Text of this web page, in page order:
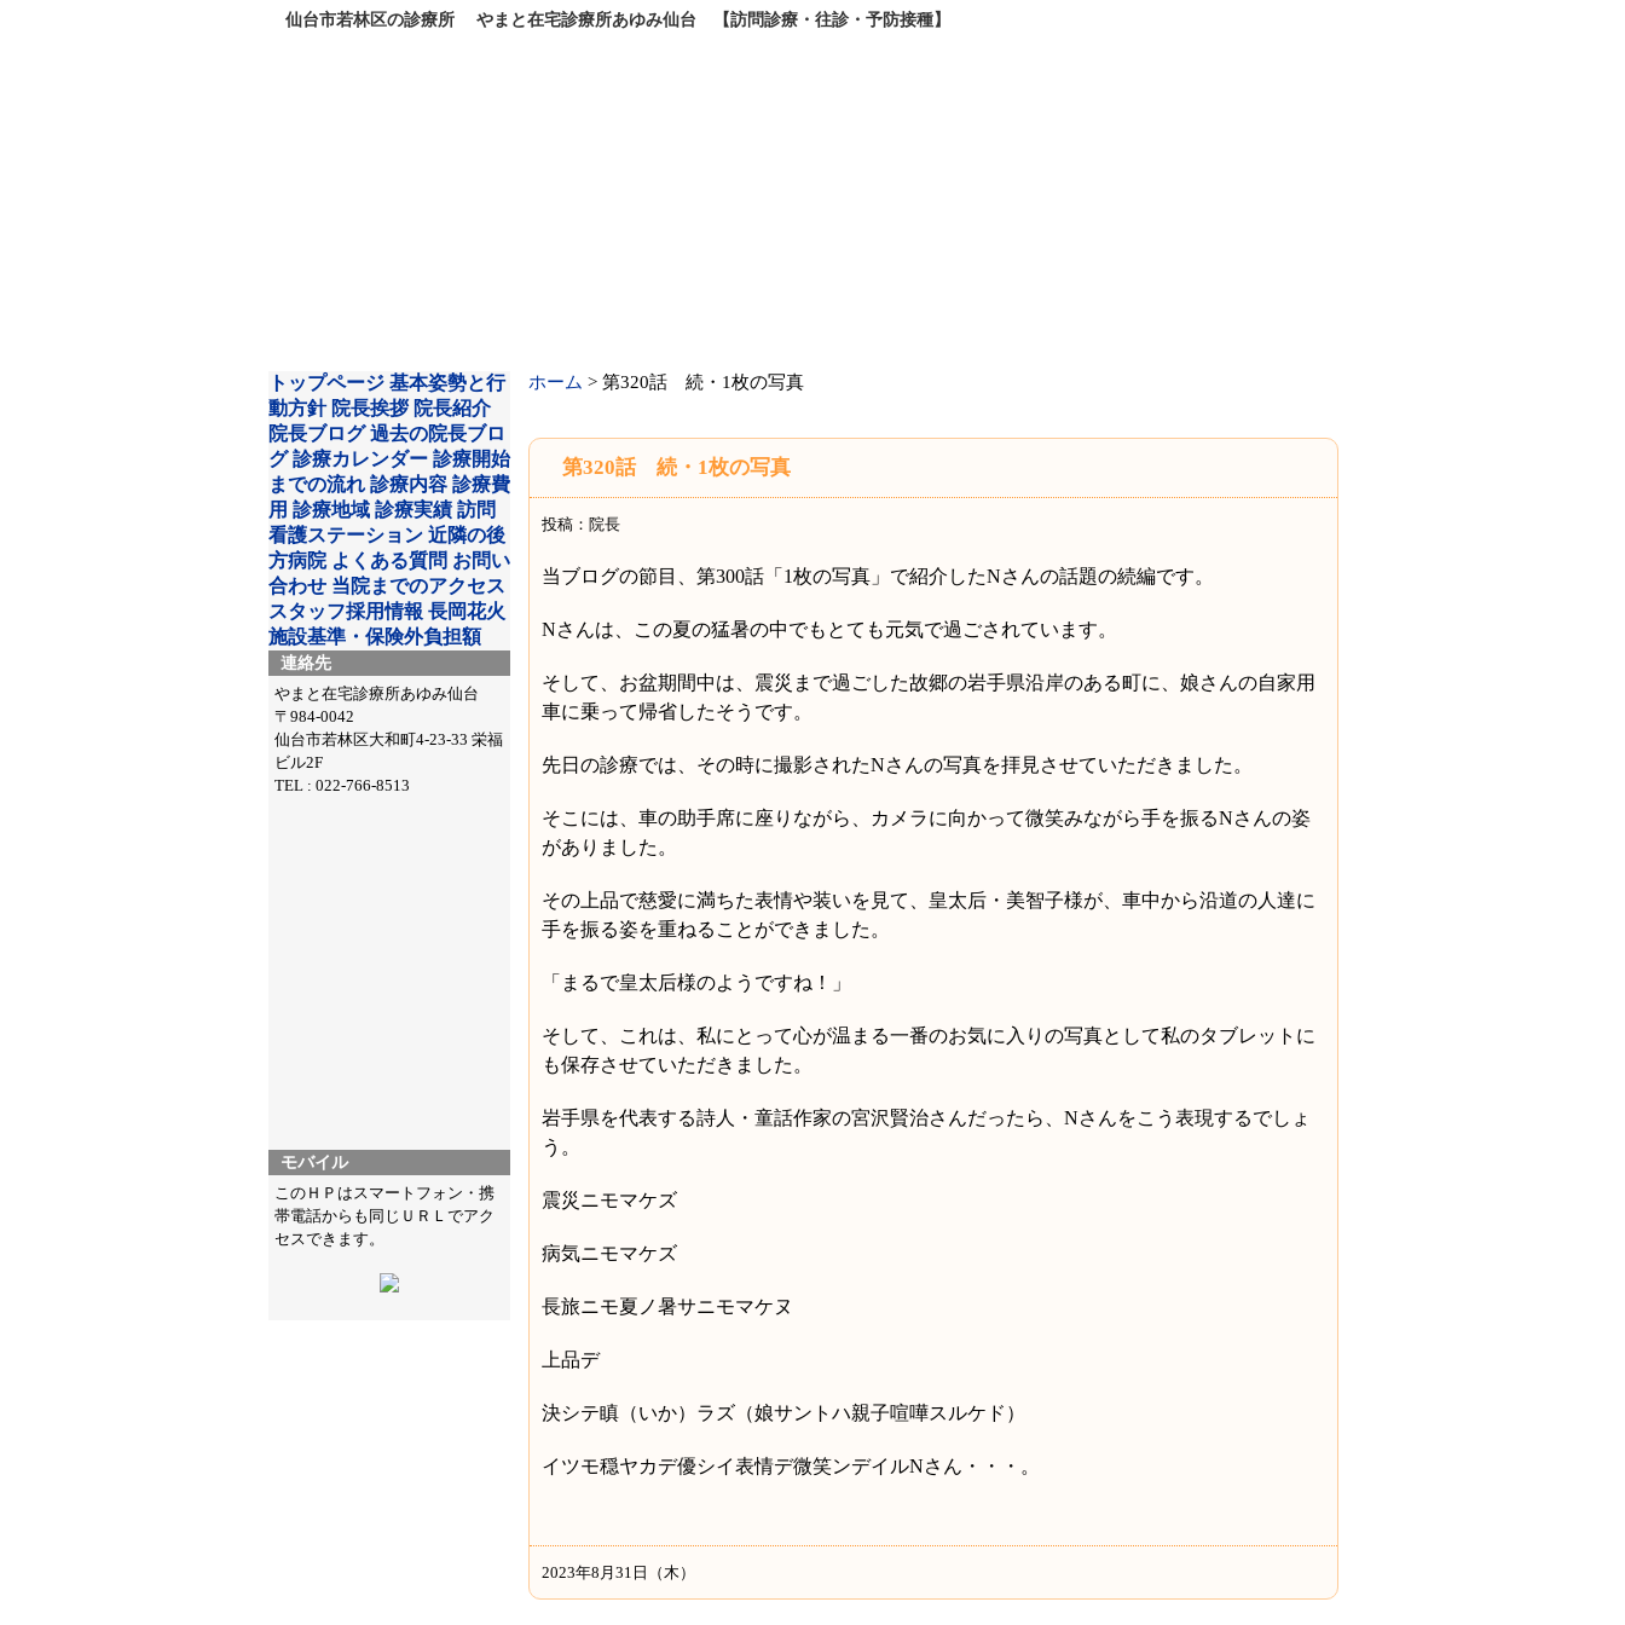
仙台市若林区の診療所 やまと在宅診療所あゆみ仙台 【訪問診療・往診・予防接種】
トップページ 基本姿勢と行
動方針 院長挨拶 院長紹介
院長ブログ 過去の院長ブロ
グ 診療カレンダー 診療開始
までの流れ 診療内容 診療費
用 診療地域 診療実績 訪問
看護ステーション 近隣の後
方病院 よくある質問 お問い
合わせ 当院までのアクセス
スタッフ採用情報 長岡花火
施設基準・保険外負担額
連絡先
やまと在宅診療所あゆみ仙台
〒984-0042
仙台市若林区大和町4-23-33 栄福
ビル2F
TEL : 022-766-8513
モバイル
このＨＰはスマートフォン・携
帯電話からも同じＵＲＬでアク
セスできます。
ホーム > 第320話 続・1枚の写真
第320話 続・1枚の写真
投稿：院長
当ブログの節目、第300話「 1枚の写真」で紹介したNさんの話題の続編です。
Nさんは、この夏の猛暑の中でもとても元気で過ごされています。
そして、お盆期間中は、震災まで過ごした故郷の岩手県沿岸のある町に、娘さんの自家用
車に乗って帰省したそうです。
先日の診療では、その時に撮影されたNさんの写真を拝見させていただきました。
そこには、車の助手席に座りながら、カメラに向かって微笑みながら手を振るNさんの姿
がありました。
その上品で慈愛に満ちた表情や装いを見て、皇太后・美智子様が、車中から沿道の人達に
手を振る姿を重ねることができました。
「まるで皇太后様のようですね！」
そして、これは、私にとって心が温まる一番のお気に入りの写真として私のタブレットに
も保存させていただきました。
岩手県を代表する詩人・童話作家の宮沢賢治さんだったら、 Nさんをこう表現するでしょ
う。
震災ニモマケズ
病気ニモマケズ
長旅ニモ夏ノ暑サニモマケヌ
上品デ
決シテ瞋（いか）ラズ（娘サントハ親子喧嘩スルケド）
イツモ穏ヤカデ優シイ表情デ微笑ンデイルNさん・・・。
2023年8月31日（木）